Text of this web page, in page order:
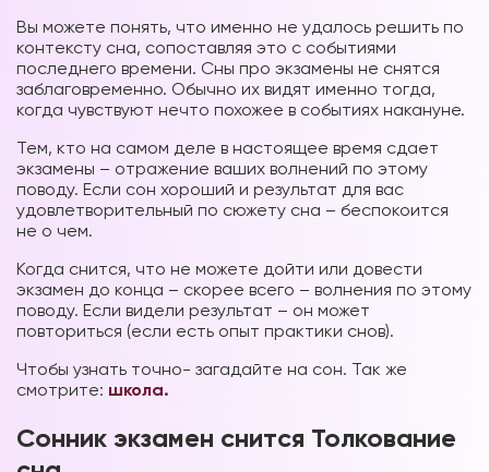
Вы можете понять, что именно не удалось решить по
контексту сна, сопоставляя это с событиями
последнего времени. Сны про экзамены не снятся
заблаговременно. Обычно их видят именно тогда,
когда чувствуют нечто похожее в событиях накануне.
Тем, кто на самом деле в настоящее время сдает
экзамены – отражение ваших волнений по этому
поводу. Если сон хороший и результат для вас
удовлетворительный по сюжету сна – беспокоится
не о чем.
Когда снится, что не можете дойти или довести
экзамен до конца – скорее всего – волнения по этому
поводу. Если видели результат – он может
повториться (если есть опыт практики снов).
Чтобы узнать точно- загадайте на сон. Так же
смотрите: школа.
Сонник экзамен снится Толкование